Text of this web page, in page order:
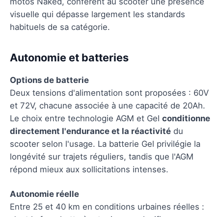
visuelle qui dépasse largement les standards
habituels de sa catégorie.
Autonomie et batteries
Options de batterie
Deux tensions d'alimentation sont proposées : 60V
et 72V, chacune associée à une capacité de 20Ah.
Le choix entre technologie AGM et Gel conditionne
directement l'endurance et la réactivité du
scooter selon l'usage. La batterie Gel privilégie la
longévité sur trajets réguliers, tandis que l'AGM
répond mieux aux sollicitations intenses.
Autonomie réelle
Entre 25 et 40 km en conditions urbaines réelles :